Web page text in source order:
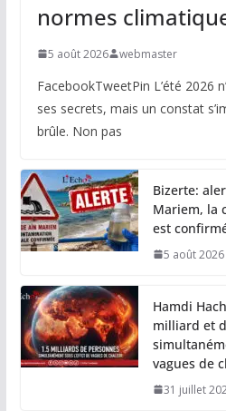
normes
5 août 2026 webmaster
FacebookTweetPin L’été 2026
ses secrets, mais un constat
brûle. Non pas
Bizerte:
Mariem, la
est
5 août 2026
Hamdi
milliard et
vagues de
31 juillet